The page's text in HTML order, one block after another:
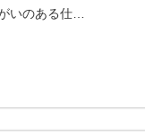
いのある仕…